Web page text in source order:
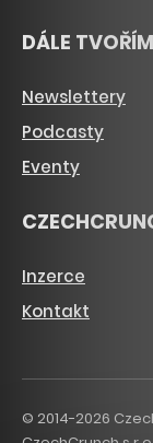
DÁLE
Newslettery
Podcasty
Eventy
Inzerce
Kontakt
© 2014-2026